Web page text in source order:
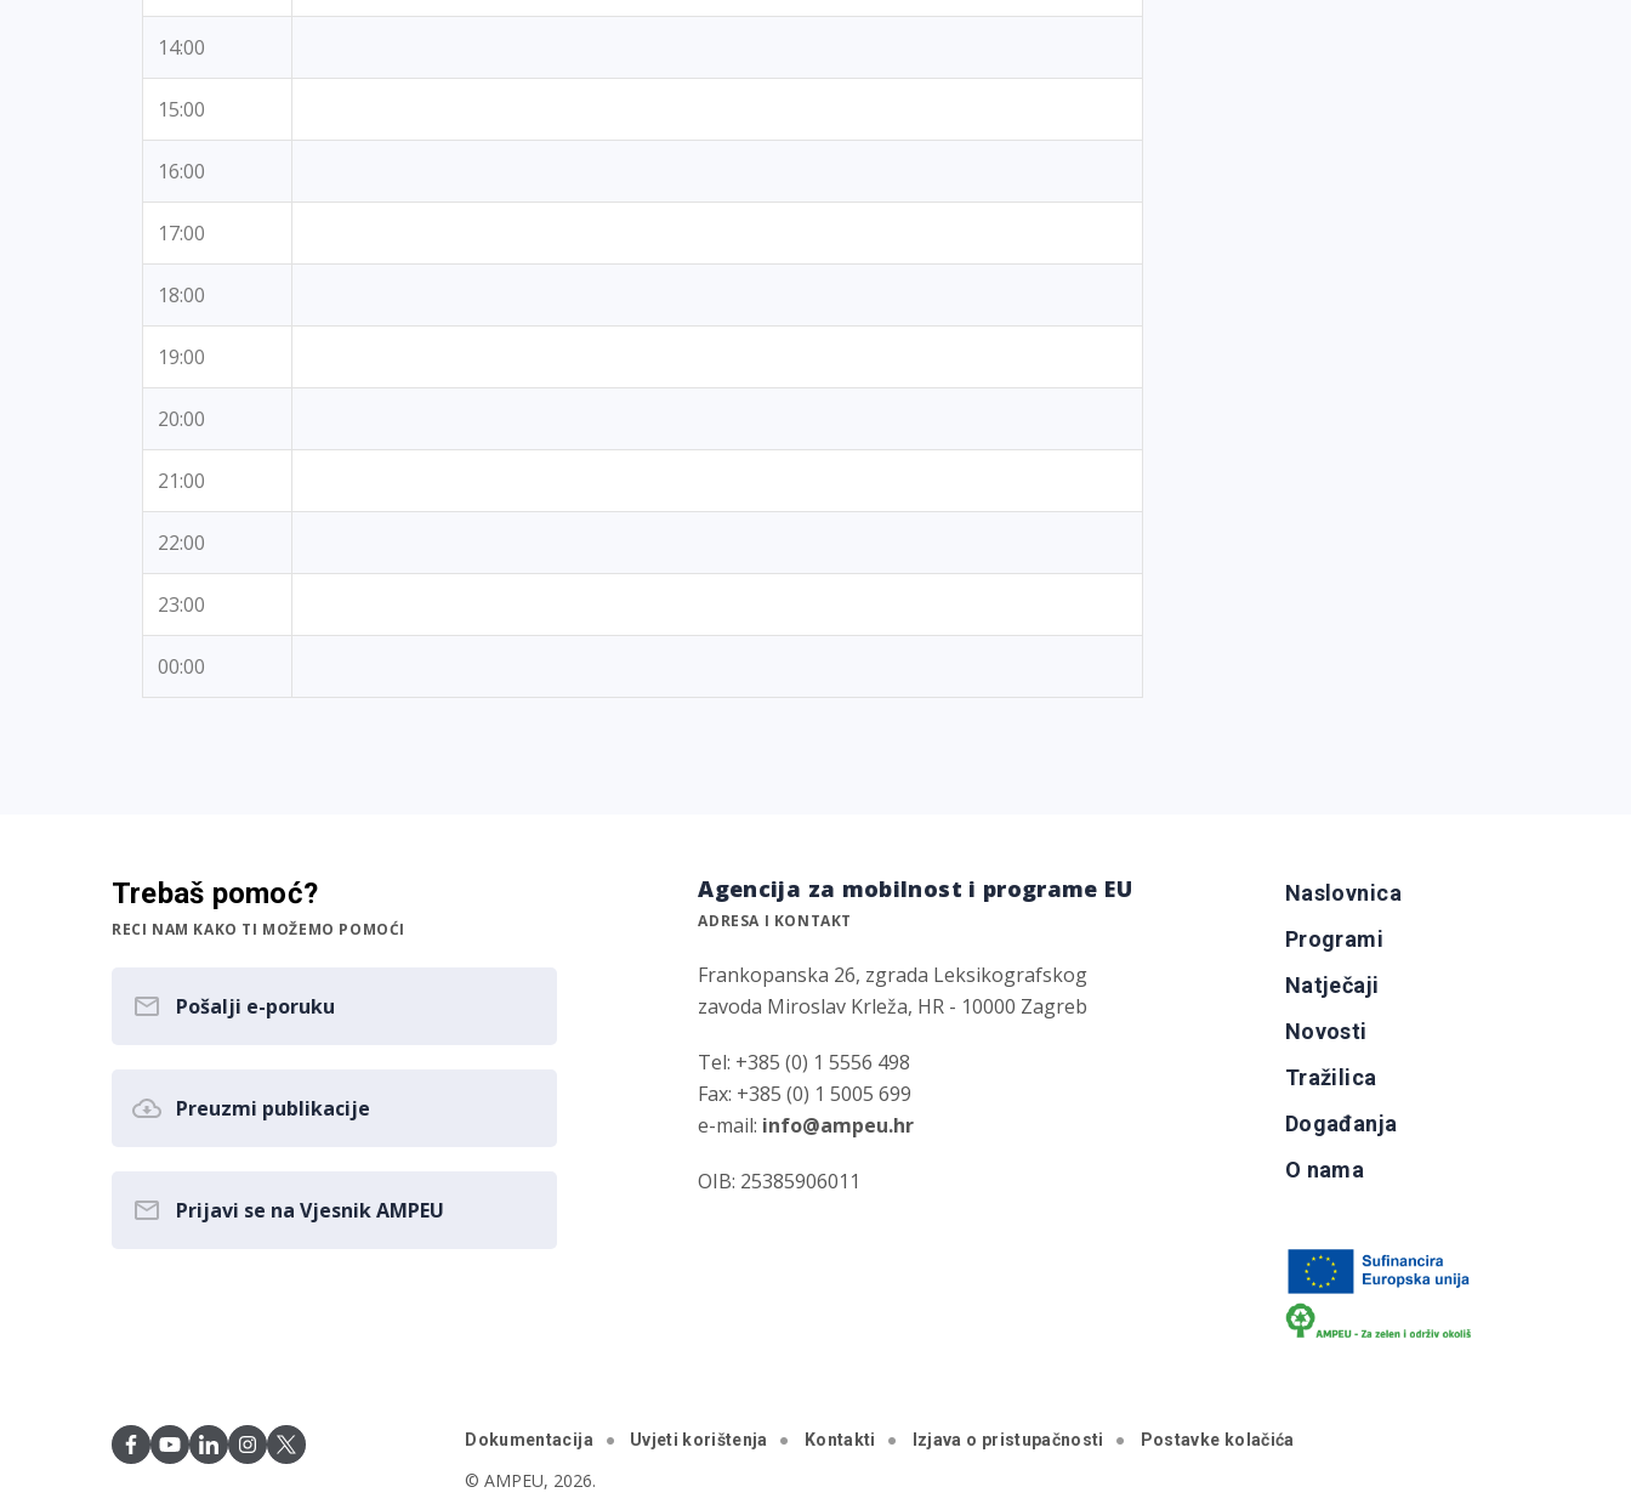
14:00
15:00
16:00
17:00
18:00
19:00
20:00
21:00
22:00
23:00
00:00
Trebaš pomoć?
RECI NAM KAKO TI MOŽEMO POMOĆI
Pošalji e-poruku
Preuzmi publikacije
Prijavi se na Vjesnik AMPEU
Agencija za mobilnost i programe EU
ADRESA I KONTAKT
Frankopanska 26, zgrada Leksikografskog
zavoda Miroslav Krleža, HR - 10000 Zagreb
Tel: +385 (0) 1 5556 498
Fax: +385 (0) 1 5005 699
e-mail: info@ampeu.hr
OIB: 25385906011
Naslovnica
Programi
Natječaji
Novosti
Tražilica
Događanja
O nama
Dokumentacija Uvjeti korištenja Kontakti Izjava o pristupačnosti Postavke kolačića
© AMPEU, 2026.